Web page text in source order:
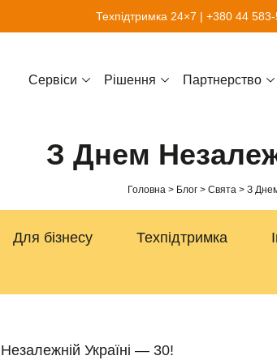
Техпідтримка 24×7 | +380 44
Cервіси Рішення Партнерство
З Днем
Головна Блог Свята З
Для бізнесу Техпідтримка
Незалежній Україні — 30!